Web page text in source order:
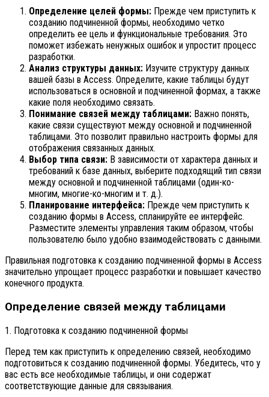
Определение целей формы: Прежде чем приступить к
созданию подчиненной формы, необходимо четко
определить ее цель и функциональные требования. Это
поможет избежать ненужных ошибок и упростит процесс
разработки.
Анализ структуры данных: Изучите структуру данных
вашей базы в Access. Определите, какие таблицы будут
использоваться в основной и подчиненной формах, а также
какие поля необходимо связать.
Понимание связей между таблицами: Важно понять,
какие связи существуют между основной и подчиненной
таблицами. Это позволит правильно настроить формы для
отображения связанных данных.
Выбор типа связи: В зависимости от характера данных и
требований к базе данных, выберите подходящий тип связи
между основной и подчиненной таблицами (один-ко-
многим, многие-ко-многим и т. д.).
Планирование интерфейса: Прежде чем приступить к
созданию формы в Access, спланируйте ее интерфейс.
Разместите элементы управления таким образом, чтобы
пользователю было удобно взаимодействовать с данными.
Правильная подготовка к созданию подчиненной формы в Access
значительно упрощает процесс разработки и повышает качество
конечного продукта.
Определение связей между таблицами
1. Подготовка к созданию подчиненной формы
Перед тем как приступить к определению связей, необходимо
подготовиться к созданию подчиненной формы. Убедитесь, что у
вас есть все необходимые таблицы, и они содержат
соответствующие данные для связывания.